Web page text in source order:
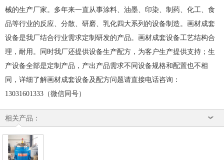
械的生产厂家。多年来一直从事涂料、 油墨、印染、制药、化工、食
品等行业的反应、分散、研磨、乳化四大系列的设备制造。 画材成套
设备是我厂结合行业需求定制研发的产品。画材成套设备工艺结构合
理，耐用。
同时我厂还提供设备生产配方，为客户生产提供支持；生
产设备全部是定制产品，产出产品需求不同 设备规格和配置也不相
同，详细了解画材成套设备及配方问题请直接电话咨询：
13031601333（微信同号）
相关产品：